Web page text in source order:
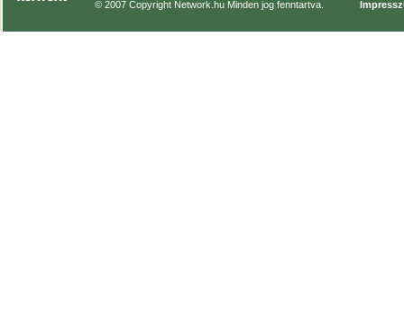
© 2007 Copyright Network.hu Minden jog fenntartva.